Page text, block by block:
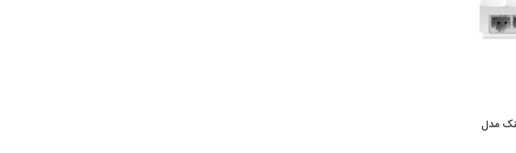
لینک مدل